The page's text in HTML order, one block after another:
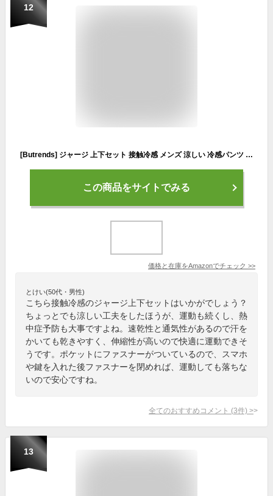
12
[Butrends] ジャージ 上下セット 接触冷感 メンズ 涼しい 冷感パンツ 速乾 夏服 大きいサイズ tシャツ 半袖 上下 セット セットアップ メンズ 無地 ゆったり スウェット メンズ 上下 カジュアル おしゃれ スポーツウェア navy 3XL
この商品をサイトでみる
価格と在庫をAmazonでチェック >>
とけい(50代・男性)
こちら接触冷感のジャージ上下セットはいかがでしょう？
ちょっとでも涼しい工夫をしたほうが、運動も続くし、熱
中症予防も大事ですよね。速乾性と通気性があるので汗を
かいても乾きやすく、伸縮性が高いので快適に運動できそ
うです。ポケットにファスナーがついているので、スマホ
や鍵を入れた後ファスナーを閉めれば、運動しても落ちな
いので安心ですね。
全てのおすすめコメント (3件) >
13